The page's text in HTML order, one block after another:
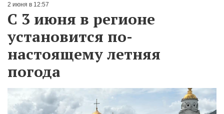
2 июня в 12:57
С 3 июня в регионе
установится по-
настоящему летняя
погода